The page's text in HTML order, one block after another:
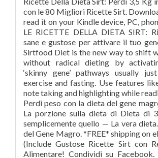
con le 80 Migliori Ricette Sirt.
read it on your Kindle device, PC,
LE RICETTE DELLA DIETA SIRT:
sane e gustose per attivare il tuo
Sirtfood Diet is the new way to shift
without radical dieting by
‘skinny gene’ pathways usually
exercise and fasting. Use features
note taking and highlighting while
Perdi peso con la dieta del gene
La porzione sulla dieta di Dieta di
semplicemente quello — La vera
del Gene Magro. *FREE* shipping on
(Include Gustose Ricette Sirt con
Alimentare! Condividi su Facebook.